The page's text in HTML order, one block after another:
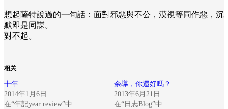
想起薩特說過的一句話：面對邪惡與不公，漠視等同作惡，沉
默即是同謀。
對不起。
相关
十年
2014年1月6日
在“年記year review”中
余導，你還好嗎？
2013年6月21日
在“日志Blog”中